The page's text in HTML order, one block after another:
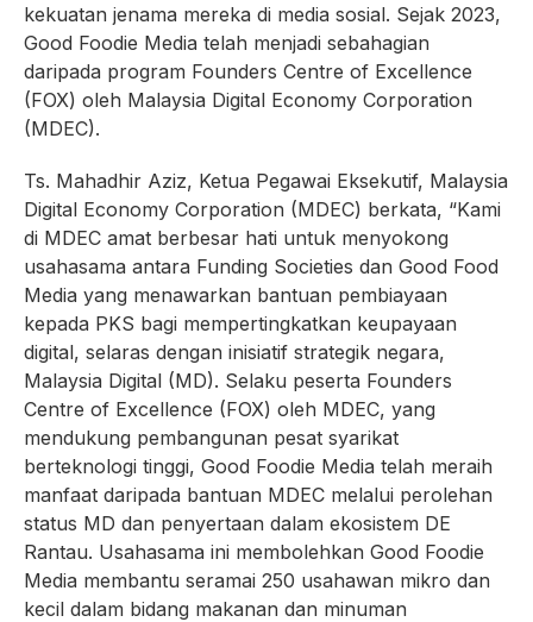
kekuatan jenama mereka di media sosial. Sejak 2023,
Good Foodie Media telah menjadi sebahagian
daripada program Founders Centre of Excellence
(FOX) oleh Malaysia Digital Economy Corporation
(MDEC).
Ts. Mahadhir Aziz, Ketua Pegawai Eksekutif, Malaysia
Digital Economy Corporation (MDEC) berkata, “Kami
di MDEC amat berbesar hati untuk menyokong
usahasama antara Funding Societies dan Good Food
Media yang menawarkan bantuan pembiayaan
kepada PKS bagi mempertingkatkan keupayaan
digital, selaras dengan inisiatif strategik negara,
Malaysia Digital (MD). Selaku peserta Founders
Centre of Excellence (FOX) oleh MDEC, yang
mendukung pembangunan pesat syarikat
berteknologi tinggi, Good Foodie Media telah meraih
manfaat daripada bantuan MDEC melalui perolehan
status MD dan penyertaan dalam ekosistem DE
Rantau. Usahasama ini membolehkan Good Foodie
Media membantu seramai 250 usahawan mikro dan
kecil dalam bidang makanan dan minuman